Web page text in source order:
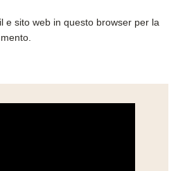
e sito web in questo browser per la